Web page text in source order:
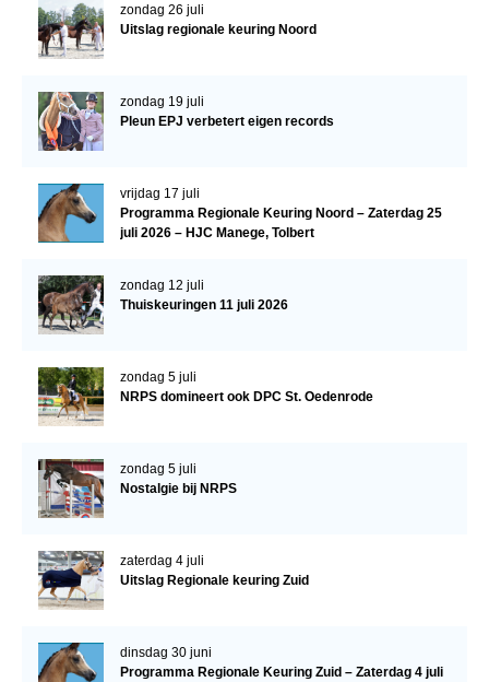
Informatie veulen registratie
Predicaten
Röntgenonderzoek
WBSFH
Zoek een hengst
Hengstenselectie
AANMELDEN HENGSTENKEURING ONDER HET
ZADEL 2026
Verrichtingsonderzoek NRPS
Verrichtingsonderzoek 2025-2026
Verrichtingsonderzoek 2022-2023
zondag 26 juli
Uitslag regionale keuring Noord
zondag 19 juli
Pleun EPJ verbetert eigen records
vrijdag 17 juli
Programma Regionale Keuring Noord – Zaterdag 25
juli 2026 – HJC Manege, Tolbert
zondag 12 juli
Thuiskeuringen 11 juli 2026
zondag 5 juli
NRPS domineert ook DPC St. Oedenrode
zondag 5 juli
Nostalgie bij NRPS
zaterdag 4 juli
Uitslag Regionale keuring Zuid
dinsdag 30 juni
Programma Regionale Keuring Zuid – Zaterdag 4 juli